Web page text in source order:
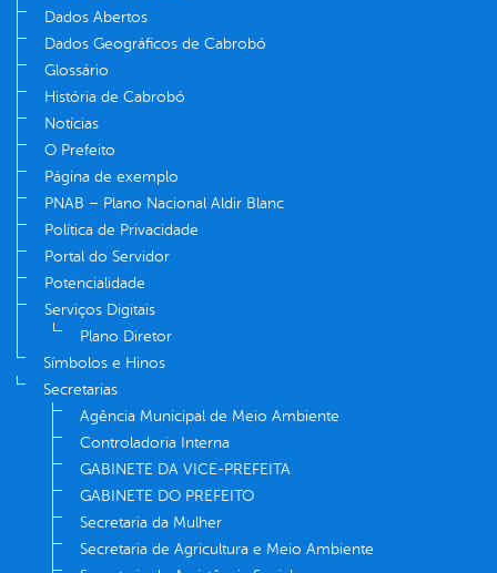
Dados Abertos
Dados Geográficos de Cabrobó
Glossário
História de Cabrobó
Notícias
O Prefeito
Página de exemplo
PNAB – Plano Nacional Aldir Blanc
Política de Privacidade
Portal do Servidor
Potencialidade
Serviços Digitais
Plano Diretor
Símbolos e Hinos
Secretarias
Agência Municipal de Meio Ambiente
Controladoria Interna
GABINETE DA VICE-PREFEITA
GABINETE DO PREFEITO
Secretaria da Mulher
Secretaria de Agricultura e Meio Ambiente